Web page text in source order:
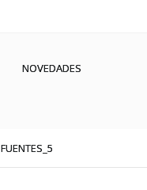
NOVEDADES
FUENTES_5